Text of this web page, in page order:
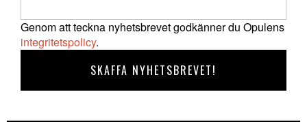
Genom att teckna nyhetsbrevet godkänner du Opulens
integritetspolicy.